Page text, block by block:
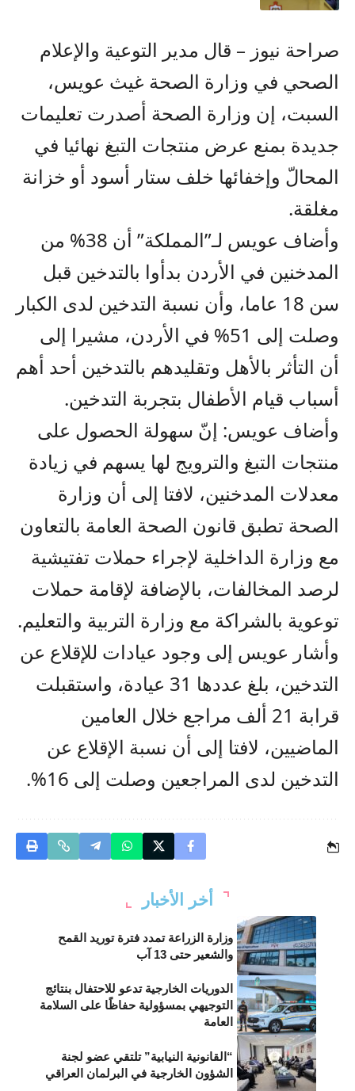
صراحة نيوز – قال مدير التوعية والإعلام
الصحي في وزارة الصحة غيث عويس،
السبت، إن وزارة الصحة أصدرت تعليمات
جديدة بمنع عرض منتجات التبغ نهائيا في
المحالّ وإخفائها خلف ستار أسود أو خزانة
مغلقة.
وأضاف عويس لـ”المملكة” أن 38% من
المدخنين في الأردن بدأوا بالتدخين قبل
سن 18 عاما، وأن نسبة التدخين لدى الكبار
وصلت إلى 51% في الأردن، مشيرا إلى
أن التأثر بالأهل وتقليدهم بالتدخين أحد أهم
أسباب قيام الأطفال بتجربة التدخين.
وأضاف عويس: إنّ سهولة الحصول على
منتجات التبغ والترويج لها يسهم في زيادة
معدلات المدخنين، لافتا إلى أن وزارة
الصحة تطبق قانون الصحة العامة بالتعاون
مع وزارة الداخلية لإجراء حملات تفتيشية
لرصد المخالفات، بالإضافة لإقامة حملات
توعوية بالشراكة مع وزارة التربية والتعليم.
وأشار عويس إلى وجود عيادات للإقلاع عن
التدخين، بلغ عددها 31 عيادة، واستقبلت
قرابة 21 ألف مراجع خلال العامين
الماضيين، لافتا إلى أن نسبة الإقلاع عن
التدخين لدى المراجعين وصلت إلى 16%.
أخر الأخبار
وزارة الزراعة تمدد فترة توريد القمح
والشعير حتى 13 آب
الدوريات الخارجية تدعو للاحتفال بنتائج
التوجيهي بمسؤولية حفاظًا على السلامة
العامة
“القانونية النيابية” تلتقي عضو لجنة
الشؤون الخارجية في البرلمان العراقي